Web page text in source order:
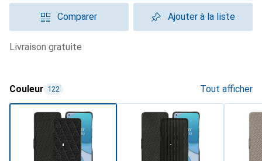
Comparer Ajouter à la liste
livraison gratuite
Couleur 122 Tout afficher